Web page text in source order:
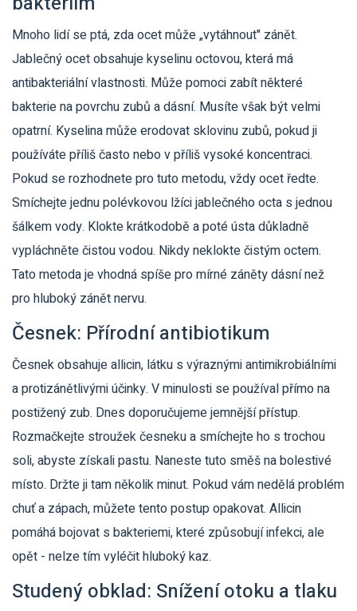
Mnoho lidí se ptá, zda ocet může „vytáhnout" zánět.
Jablečný ocet obsahuje kyselinu octovou, která má
antibakteriální vlastnosti. Může pomoci zabít některé
bakterie na povrchu zubů a dásní. Musíte však být velmi
opatrní. Kyselina může erodovat sklovinu zubů, pokud ji
používáte příliš často nebo v příliš vysoké koncentraci.
Pokud se rozhodnete pro tuto metodu, vždy ocet ředte.
Smíchejte jednu polévkovou lžíci jablečného octa s jednou
šálkem vody. Klokte krátkodobě a poté ústa důkladně
vypláchněte čistou vodou. Nikdy neklokte čistým octem.
Tato metoda je vhodná spíše pro mírné záněty dásní než
pro hluboký zánět nervu.
Česnek: Přírodní antibiotikum
Česnek obsahuje allicin, látku s výraznými antimikrobiálními
a protizánětlivými účinky. V minulosti se používal přímo na
postižený zub. Dnes doporučujeme jemnější přístup.
Rozmačkejte stroužek česneku a smíchejte ho s trochou
soli, abyste získali pastu. Naneste tuto směš na bolestivé
místo. Držte ji tam několik minut. Pokud vám nedělá problém
chuť a zápach, můžete tento postup opakovat. Allicin
pomáhá bojovat s bakteriemi, které způsobují infekci, ale
opět - nelze tím vyléčit hluboký kaz.
Studený obklad: Snížení otoku a tlaku